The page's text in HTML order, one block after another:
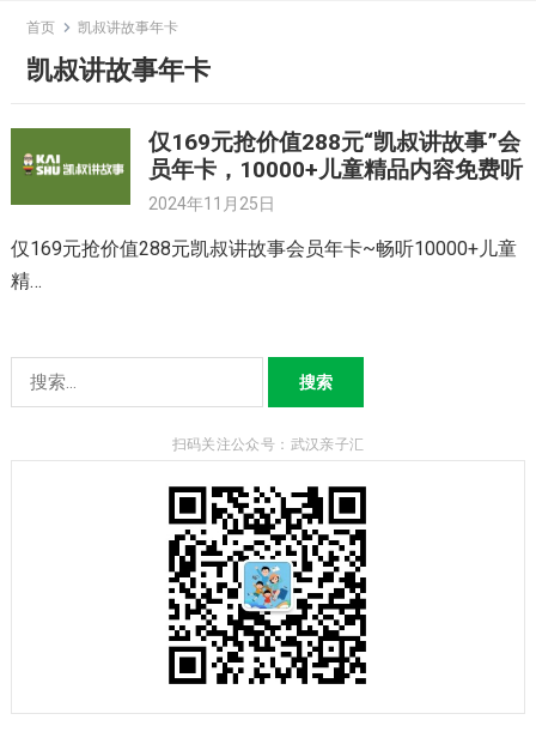
content
首页 凯叔讲故事年卡
凯叔讲故事年卡
仅169元抢价值288元“凯叔讲故事”会
员年卡，10000+儿童精品内容免费听
2024年11月25日
仅169元抢价值288元凯叔讲故事会员年卡~畅听10000+儿童
精…
索：
扫码关注公众号：武汉亲子汇